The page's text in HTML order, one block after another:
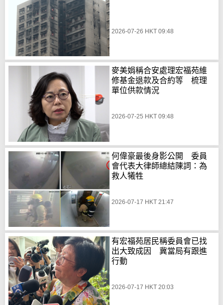
2026-07-26 HKT 09:48
麥美娟稱合安處理宏福苑維
修基金退款及合約等 梳理
單位供款情況
2026-07-25 HKT 09:48
何偉豪最後身影公開 委員
會代表大律師總結陳詞：為
救人犧牲
2026-07-17 HKT 21:47
有宏福苑居民稱委員會已找
出大致成因 冀當局有跟進
行動
2026-07-17 HKT 20:03